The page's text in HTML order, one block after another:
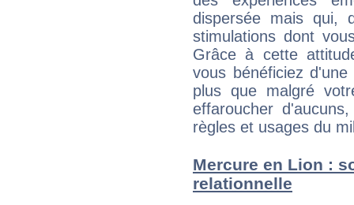
dispersée mais qui,
stimulations dont
Grâce à cette
vous bénéficiez
plus que malgré
effaroucher
règles et usages du
Mercure en Lion :
relationnelle